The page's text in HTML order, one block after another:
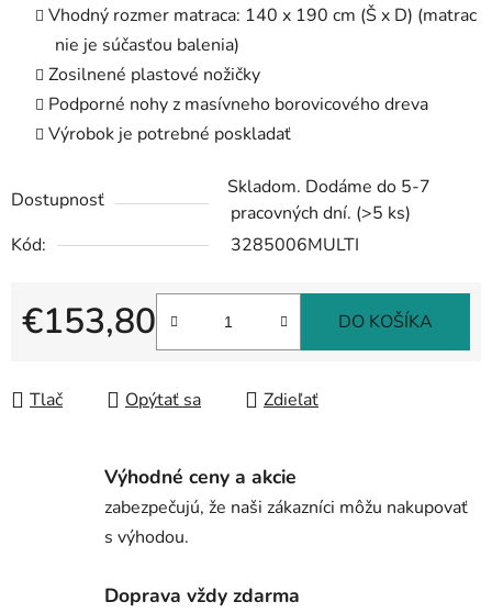
Vhodný rozmer matraca: 140 x 190 cm (Š x D) (matrac
nie je súčasťou balenia)
Zosilnené plastové nožičky
Podporné nohy z masívneho borovicového dreva
Výrobok je potrebné poskladať
Dostupnosť
Skladom. Dodáme do 5-7
pracovných dní. (>5 ks)
Kód:
3285006MULTI
€153,80 DO KOŠÍKA
Tlač Opýtať sa Zdieľať
Výhodné ceny a akcie
zabezpečujú, že naši zákazníci môžu nakupovať
s výhodou.
Doprava vždy zdarma